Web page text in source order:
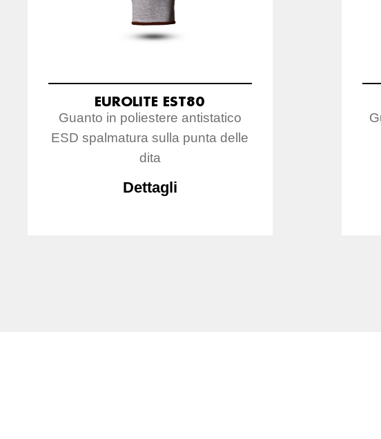
EUROLITE EST80
Guanto in poliestere antistatico
ESD spalmatura sulla punta delle
dita
Dettagli